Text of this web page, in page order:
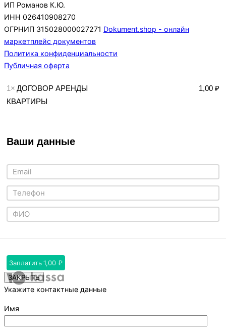
ИП Романов К.Ю.
ИНН 026410908270
ОГРНИП 315028000027271 Dokument.shop - онлайн
маркетплейс документов
Политика конфиденциальности
Публичная оферта
1× ДОГОВОР АРЕНДЫ
КВАРТИРЫ
1,00 ₽
Ваши данные
Заплатить1,00 ₽
ЗАКРЫТЬ
Укажите контактные данные
Имя